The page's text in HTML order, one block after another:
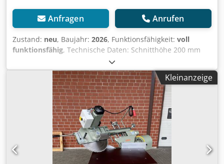
Anfragen Anrufen
Zustand: neu, Baujahr: 2026, Funktionsfähigkeit: voll
funktionsfähig, Technische Daten: Schnitthöhe 200 mm
Schnitthöhe bei 45° geneigt 140 mm nach links
schwenkbar bis 67° nach rechts schwenkbar bis 45 ° 5 KW
1Hydraulische Vorschubbremse (auf Wunsch) Schnittlänge
420 mm bei 90° Stellung Schnittlänge 45° geschwenkt - 295
mm nach links neigbar 60 °, nach rechts neigbar 30 ° Die
Neigungsverstellung erfolgt von vorne durch Handkurbel.
1 Stück Sägeblatt für Holz, Durchmesser 520 mm 1 Stück
schwere Ablängrollenbahn, Länge 6.000 mm, Anbauseite
links. Der Anschlag wird mittels Handrad von vorne
verstellt. Die Länge ist auf den Millimeter genau digital
Kleinanzeige